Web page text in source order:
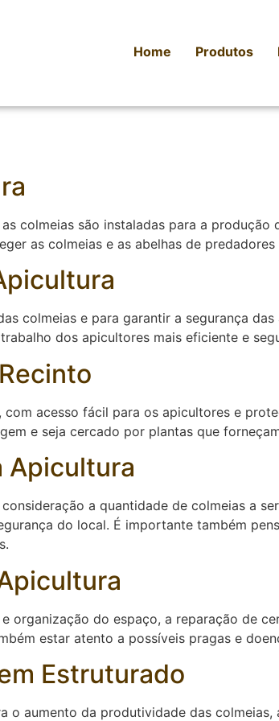
Home Produtos
colmeias são instaladas para a
as colmeias e as abelhas de predadores
colmeias e para garantir a segurança
dos apicultores mais eficiente e
acesso fácil para os apicultores e
e seja cercado por plantas que
Apicultura
a quantidade de colmeias a
do local. É importante também
organização do espaço, a reparação de
estar atento a possíveis pragas e
Estruturado
o aumento da produtividade das